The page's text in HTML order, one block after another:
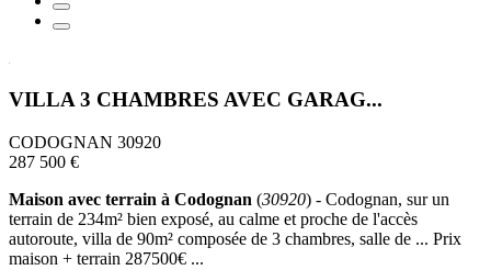
VILLA 3 CHAMBRES AVEC GARAG...
CODOGNAN 30920
287 500 €
Maison avec terrain à Codognan (30920) - Codognan, sur un
terrain de 234m² bien exposé, au calme et proche de l'accès
autoroute, villa de 90m² composée de 3 chambres, salle de ... Prix
maison + terrain 287500€ ...